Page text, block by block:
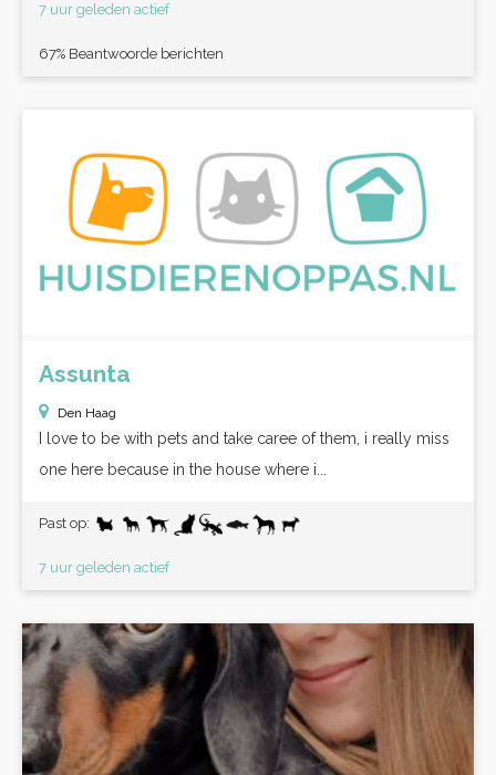
7 uur geleden actief
67% Beantwoorde berichten
Assunta
Den Haag
I love to be with pets and take caree of them, i really miss
one here because in the house where i...
Past op:
7 uur geleden actief